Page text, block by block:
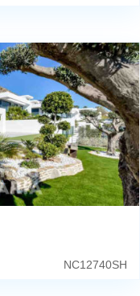
NC12740SH